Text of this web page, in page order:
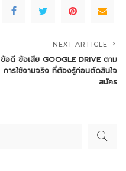
NEXT ARTICLE
ข้อดี ข้อเสีย GOOGLE DRIVE ตาม
การใช้งานจริง ที่ต้องรู้ก่อนตัดสินใจ
สมัคร